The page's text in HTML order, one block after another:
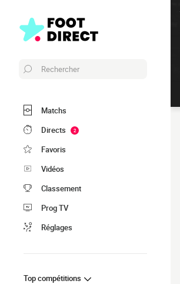
Rechercher
Matchs
Directs
2
Favoris
Vidéos
Classement
Prog TV
Réglages
Top compétitions